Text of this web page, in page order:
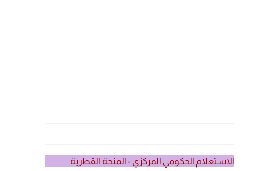
الاستعلام الحكومي المركزي - المنحة القطرية